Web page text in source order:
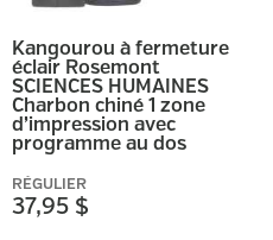
Kangourou à fermeture
éclair Rosemont
SCIENCES HUMAINES
Charbon chiné 1 zone
d’impression avec
programme au dos
RÉGULIER
37,95 $